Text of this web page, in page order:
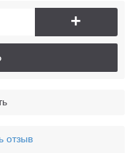
+
отзыв